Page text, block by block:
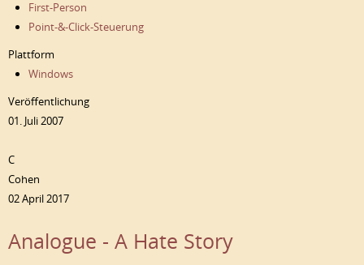
First-Person
Point-&-Click-Steuerung
Plattform
Windows
Veröffentlichung
01. Juli 2007
C
Cohen
02 April 2017
Analogue - A Hate Story